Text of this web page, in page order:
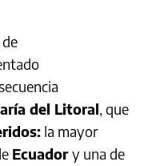
del Litoral, que
la mayor
Ecuadory una de